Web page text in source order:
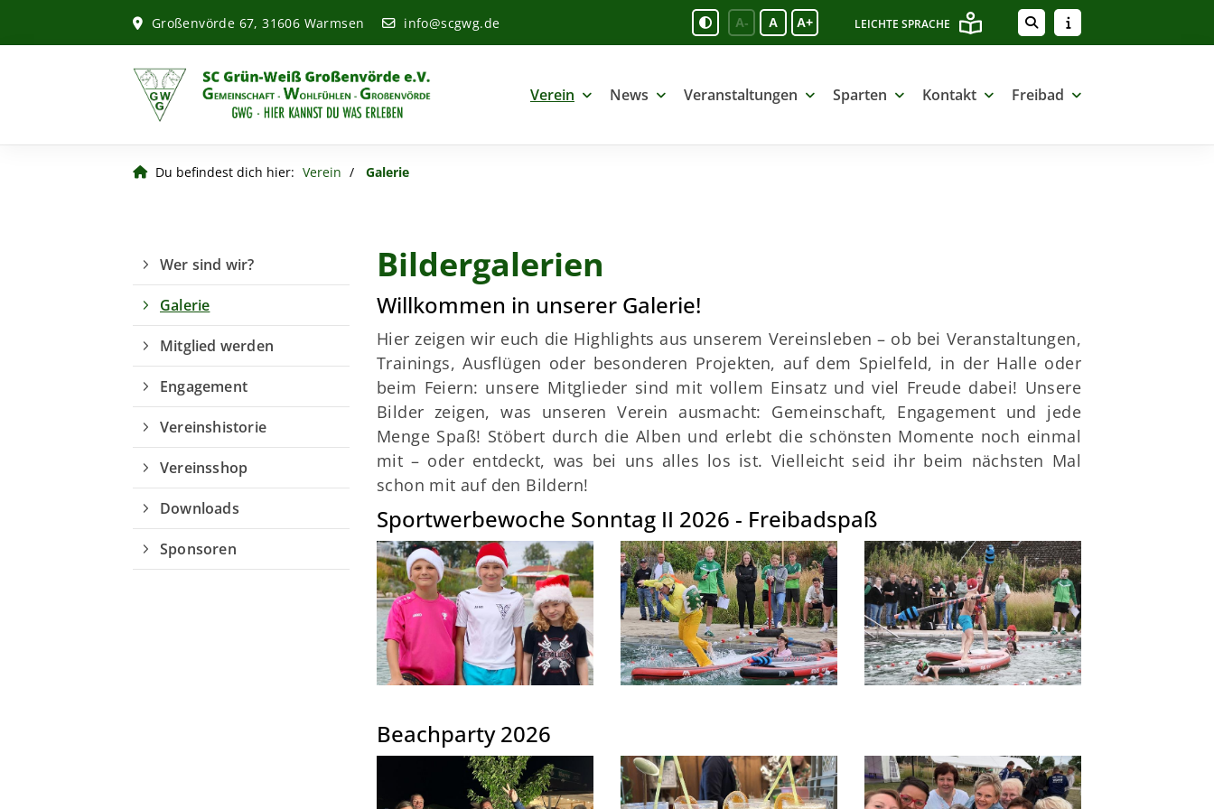
Großenvörde 67, 31606 Warmsen info@scgwg.de A- A A+ LEICHTE SPRACHE
Verein News Veranstaltungen Sparten Kontakt Freibad
Du befindest dich hier: Verein Galerie
Bildergalerien
Willkommen in unserer Galerie!
Hier zeigen wir euch die Highlights aus unserem Vereinsleben – ob bei Veranstaltungen,
Trainings, Ausflügen oder besonderen Projekten, auf dem Spielfeld, in der Halle oder
beim Feiern: unsere Mitglieder sind mit vollem Einsatz und viel Freude dabei! Unsere
Bilder zeigen, was unseren Verein ausmacht: Gemeinschaft, Engagement und jede
Menge Spaß! Stöbert durch die Alben und erlebt die schönsten Momente noch einmal
mit – oder entdeckt, was bei uns alles los ist. Vielleicht seid ihr beim nächsten Mal
schon mit auf den Bildern!
Sportwerbewoche Sonntag II 2026 - Freibadspaß
Beachparty 2026
Wer sind wir?
Galerie
Mitglied werden
Engagement
Vereinshistorie
Vereinsshop
Downloads
Sponsoren